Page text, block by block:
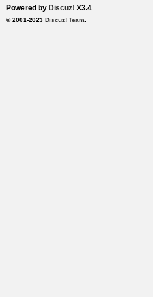
Powered by Discuz! X3.4
© 2001-2023 Discuz! Team